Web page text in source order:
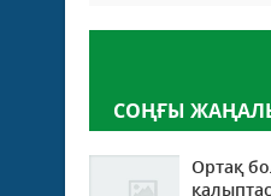
СОҢҒЫ
Ортақ